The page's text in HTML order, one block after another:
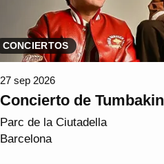
CONCIERTOS
27 sep 2026
Concierto de Tumbakin
Parc de la Ciutadella
Barcelona